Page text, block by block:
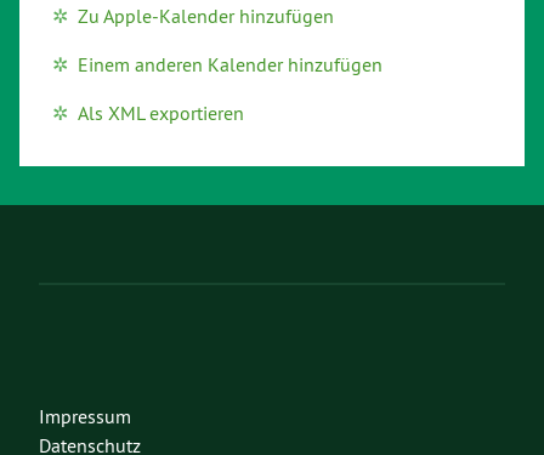
Zu Apple-Kalender hinzufügen
Einem anderen Kalender hinzufügen
Als XML exportieren
Impressum
Datenschutz